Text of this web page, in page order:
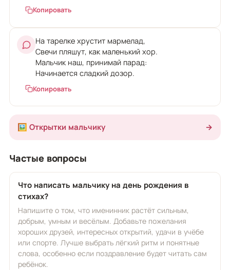
Копировать
На тарелке хрустит мармелад,
Свечи пляшут, как маленький хор.
Мальчик наш, принимай парад:
Начинается сладкий дозор.
Копировать
🖼️ Открытки мальчику →
Частые вопросы
Что написать мальчику на день рождения в
стихах?
Напишите о том, что именинник растёт сильным,
добрым, умным и весёлым. Добавьте пожелания
хороших друзей, интересных открытий, удачи в учёбе
или спорте. Лучше выбрать лёгкий ритм и понятные
слова, особенно если поздравление будет читать сам
ребёнок.